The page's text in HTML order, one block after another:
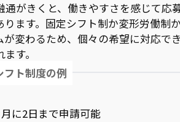
通がきくと、働きやすさを感じて応
ります。固定シフト制か変形労働制
が変わるため、個々の希望に対応で
す。
フト制度の例
に2日まで申請可能